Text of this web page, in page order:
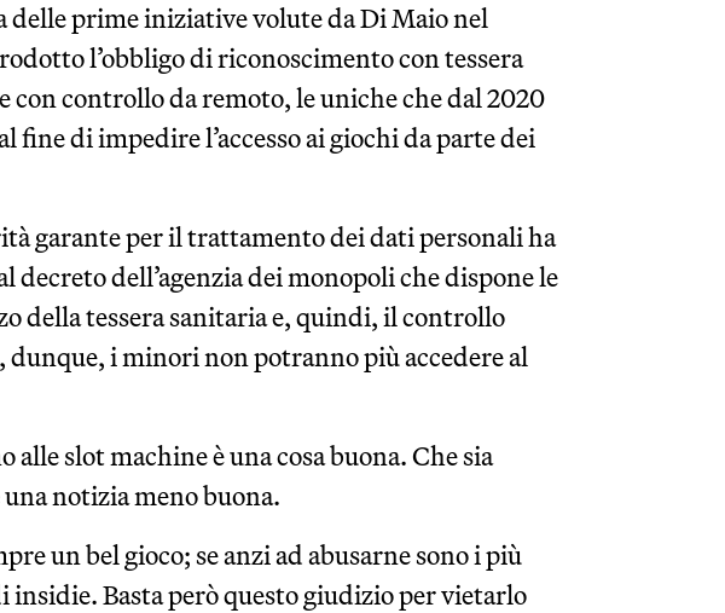
delle prime iniziative volute da Di Maio nel
l’obbligo di riconoscimento con tessera
con controllo da remoto, le uniche che dal 2020
fine di impedire l’accesso ai giochi da parte dei
garante per il trattamento dei dati personali ha
decreto dell’agenzia dei monopoli che dispone le
della tessera sanitaria e, quindi, il controllo
dunque, i minori non potranno più accedere al
slot machine è una cosa buona. Che sia
notizia meno buona.
un bel gioco; se anzi ad abusarne sono i più
insidie. Basta però questo giudizio per vietarlo